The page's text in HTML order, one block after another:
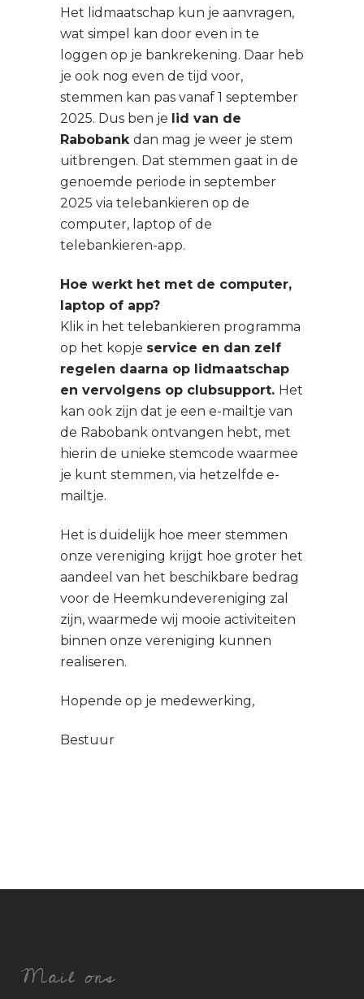
Het lidmaatschap kun je aanvragen,
wat simpel kan door even in te
loggen op je bankrekening. Daar heb
je ook nog even de tijd voor,
stemmen kan pas vanaf 1 september
2025. Dus ben je lid van de
Rabobank dan mag je weer je stem
uitbrengen. Dat stemmen gaat in de
genoemde periode in september
2025 via telebankieren op de
computer, laptop of de
telebankieren-app.
Hoe werkt het met de computer,
laptop of app?
Klik in het telebankieren programma
op het kopje service en dan zelf
regelen daarna op lidmaatschap
en vervolgens op clubsupport. Het
kan ook zijn dat je een e-mailtje van
de Rabobank ontvangen hebt, met
hierin de unieke stemcode waarmee
je kunt stemmen, via hetzelfde e-
mailtje.
Het is duidelijk hoe meer stemmen
onze vereniging krijgt hoe groter het
aandeel van het beschikbare bedrag
voor de Heemkundevereniging zal
zijn, waarmede wij mooie activiteiten
binnen onze vereniging kunnen
realiseren.
Hopende op je medewerking,
Bestuur
Mail ons